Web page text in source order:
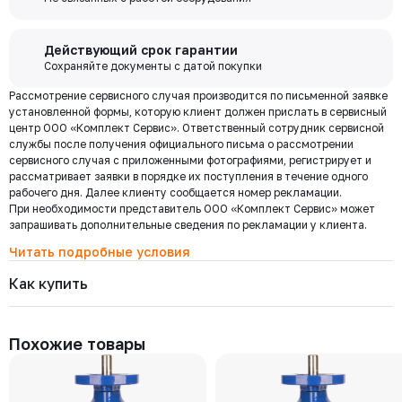
82 275 ₽
101-200-16
Давление номинальное
РУ 16
Диаметр номинальный
ДУ 200
Наличие
Есть
Цена с НДС
55 051 ₽ Купить
101-150-16
Давление номинальноеДиаметр номинальныйНаличие
Цена с НДС Купить
РУ 16
28 954 ₽ Купить
Обмен документами через Диадок это обмен и подписание
любых документов без дублирования на бумаге. Приглашаем Вас
приступить к работе по обмену документами в электронном
виде.
Подробнее
Бесплатная
доставка по
Москве и
области при
заказе от 30
000 ₽
Региональная доставка
Мы стремимся сократить издержки по доставке заказов для наших
клиентов!
Москве. Условия доставки до терминалов ТК в других городах
терминала ТК оплачиваются отдельно.
Самовывоз
Осуществляется с 8:00 до 17:30 после полной оплаты заказа и по
Действующий срок гарантии
Сохраняйте документы с датой покупки
Рассмотрение сервисного случая производится по письменной заявке
установленной формы, которую клиент должен прислать в сервисный
центр ООО «Комплект Сервис». Ответственный сотрудник сервисной
службы после получения официального письма о рассмотрении
сервисного случая с приложенными фотографиями, регистрирует и
рассматривает заявки в порядке их поступления в течение одного
рабочего дня. Далее клиенту сообщается номер рекламации.
При необходимости представитель ООО «Комплект Сервис» может
запрашивать дополнительные сведения по рекламации у клиента.
Читать подробные условия
Как купить
Похожие товары